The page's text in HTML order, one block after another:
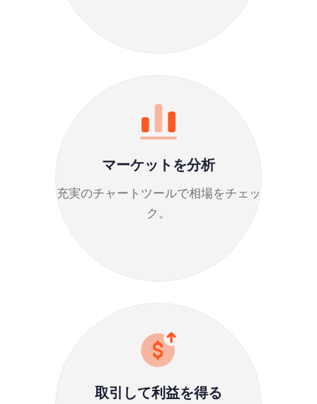
マーケットを分析
充実のチャートツールで相場をチェッ
ク。
取引して利益を得る